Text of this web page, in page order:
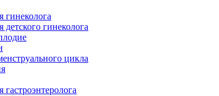
гинеколога
детского гинеколога
цикла
гастроэнтеролога